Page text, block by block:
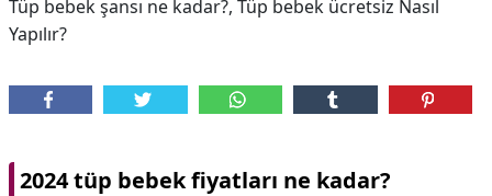
Tüp bebek şansı ne kadar?, Tüp bebek ücretsiz Nasıl
Yapılır?
2024 tüp bebek fiyatları ne kadar?